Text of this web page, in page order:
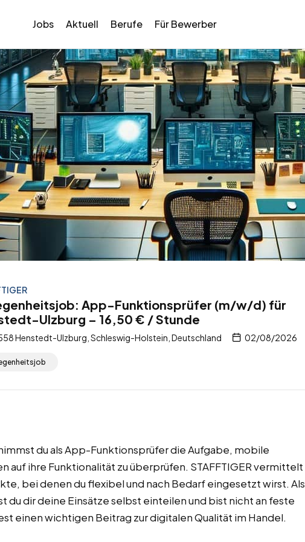
Jobs Aktuell Berufe Für Bewerber
App-Funktionsprüfer (m/w/d) für
Ulzburg – 16,50 € / Stunde
Henstedt-Ulzburg, Schleswig-Holstein, Deutschland 02/08/2026
du als App-Funktionsprüfer die Aufgabe, mobile
auf ihre Funktionalität zu überprüfen. STAFFTIGER vermittelt
bei denen du flexibel und nach Bedarf eingesetzt wirst. Als
dir deine Einsätze selbst einteilen und bist nicht an feste
einen wichtigen Beitrag zur digitalen Qualität im Handel.